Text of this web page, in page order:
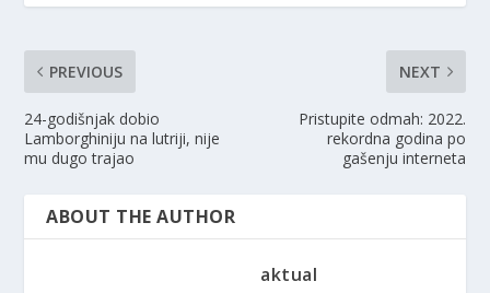
PREVIOUS
24-godišnjak dobio
Lamborghiniju na lutriji, nije
mu dugo trajao
NEXT
Pristupite odmah: 2022.
rekordna godina po
gašenju interneta
ABOUT THE AUTHOR
aktual